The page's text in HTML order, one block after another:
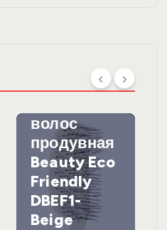
DewalЩетк
волос
продувная
Beauty Eco
Friendly
DBEF1-
Beige